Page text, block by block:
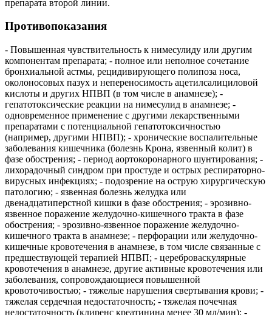
препарата второй линии.
Противопоказания
- Повышенная чувствительность к нимесулиду или другим
компонентам препарата; - полное или неполное сочетание
бронхиальной астмы, рецидивирующего полипоза носа,
околоносовых пазух и непереносимость ацетилсалициловой
кислоты и других НПВП (в том числе в анамнезе); -
гепатотоксические реакции на нимесулид в анамнезе; -
одновременное применение с другими лекарственными
препаратами с потенциальной гепатотоксичностью
(например, другими НПВП); - хронические воспалительные
заболевания кишечника (болезнь Крона, язвенный колит) в
фазе обострения; - период аортокоронарного шунтирования; -
лихорадочный синдром при простуде и острых респираторно-
вирусных инфекциях; - подозрение на острую хирургическую
патологию; - язвенная болезнь желудка или
двенадцатиперстной кишки в фазе обострения; - эрозивно-
язвенное поражение желудочно-кишечного тракта в фазе
обострения; - эрозивно-язвенное поражение желудочно-
кишечного тракта в анамнезе; - перфорации или желудочно-
кишечные кровотечения в анамнезе, в том числе связанные с
предшествующей терапией НПВП; - цереброваскулярные
кровотечения в анамнезе, другие активные кровотечения или
заболевания, сопровождающиеся повышенной
кровоточивостью; - тяжелые нарушения свертывания крови; -
тяжелая сердечная недостаточность; - тяжелая почечная
недостаточность (клиренс креатинина менее 30 мл/мин); -